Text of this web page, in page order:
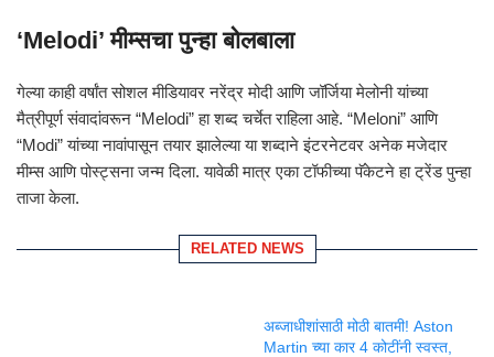
‘Melodi’ मीम्सचा पुन्हा बोलबाला
गेल्या काही वर्षांत सोशल मीडियावर नरेंद्र मोदी आणि जॉर्जिया मेलोनी यांच्या
मैत्रीपूर्ण संवादांवरून “Melodi” हा शब्द चर्चेत राहिला आहे. “Meloni” आणि
“Modi” यांच्या नावांपासून तयार झालेल्या या शब्दाने इंटरनेटवर अनेक मजेदार
मीम्स आणि पोस्ट्सना जन्म दिला. यावेळी मात्र एका टॉफीच्या पॅकेटने हा ट्रेंड पुन्हा
ताजा केला.
RELATED NEWS
अब्जाधीशांसाठी मोठी बातमी! Aston
Martin च्या कार 4 कोटींनी स्वस्त,